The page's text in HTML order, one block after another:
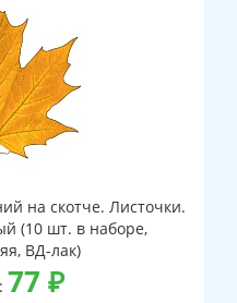
на скотче. Листочки.
(10 шт. в наборе,
ВД-лак)
77 ₽